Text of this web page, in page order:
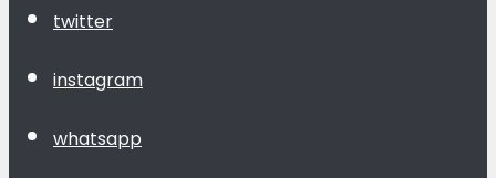
twitter
instagram
whatsapp